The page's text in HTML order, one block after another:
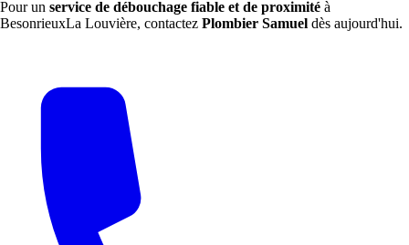
Pour un service de débouchage fiable et de proximité à
BesonrieuxLa Louvière, contactez Plombier Samuel dès aujourd'hui.